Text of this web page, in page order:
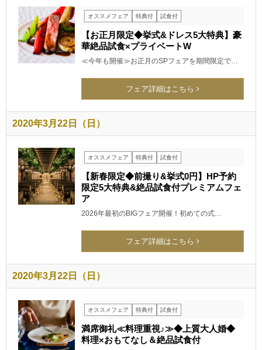
オススメフェア 特典付 試食付
【お正月限定◆挙式&ドレス5大特典】豪
華絶品試食×プライベートW
≪今年も開催≫お正月のSPフェアを期間限定で…
フェア詳細はこちら
2020年3月22日（日）
オススメフェア 特典付 試食付
【新春限定◆前撮り&挙式0円】HP予約
限定5大特典&絶品試食付プレミアムフェ
ア
2026年最初のBIGフェア開催！初めての式…
フェア詳細はこちら
2020年3月22日（日）
オススメフェア 特典付 試食付
満席御礼≪料理重視♪≫◆上質大人婚◆
料理×おもてなし＆絶品試食付